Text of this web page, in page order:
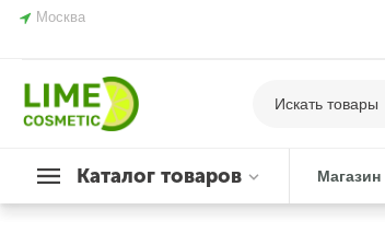
Москва
Каталог товаров Магазин